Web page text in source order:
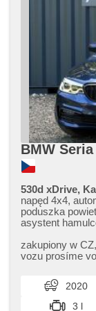
BMW Seria
530d xDrive,
napęd 4x4,
poduszka
asystent
(PEBS),
rychlostního
únavy řidiče,
podwozia,
klimatyzacja,
zakupiony w
vozu prosíme
2020
3 l